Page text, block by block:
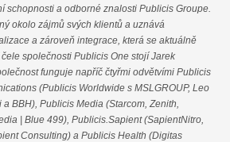
schopnosti a odborné znalosti Publicis Groupe.
okolo zájmů svých klientů a uznává
a zároveň integrace, která se aktuálně
společnosti Publicis One stojí Jarek
funguje napříč čtyřmi odvětvími Publicis
(Publicis Worldwide s MSLGROUP, Leo
BBH), Publicis Media (Starcom, Zenith,
| Blue 499), Publicis.Sapient (SapientNitro,
Consulting) a Publicis Health (Digitas